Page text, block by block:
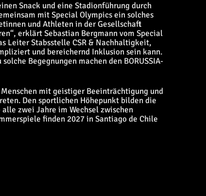
Snack und eine Stadionführung durch
mit Special Olympics ein solches
und Athleten in der Gesellschaft
erklärt Sebastian Bergmann vom Special
Leiter Stabsstelle CSR & Nachhaltigkeit,
und bereichernd Inklusion sein kann.
Begegnungen machen den BORUSSIA-
mit geistiger Beeinträchtigung und
Den sportlichen Höhepunkt bilden die
zwei Jahre im Wechsel zwischen
finden 2027 in Santiago de Chile